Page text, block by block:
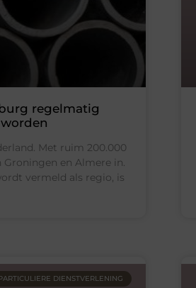
regelmatig
Met ruim 200.000
en Almere in.
vermeld als regio, is
DIENSTVERLENING